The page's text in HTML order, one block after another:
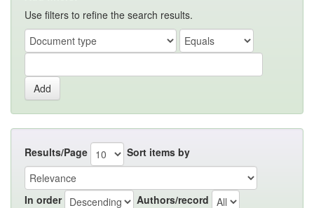
Use filters to refine the search results.
Results/Page Sort items by
In order Authors/record